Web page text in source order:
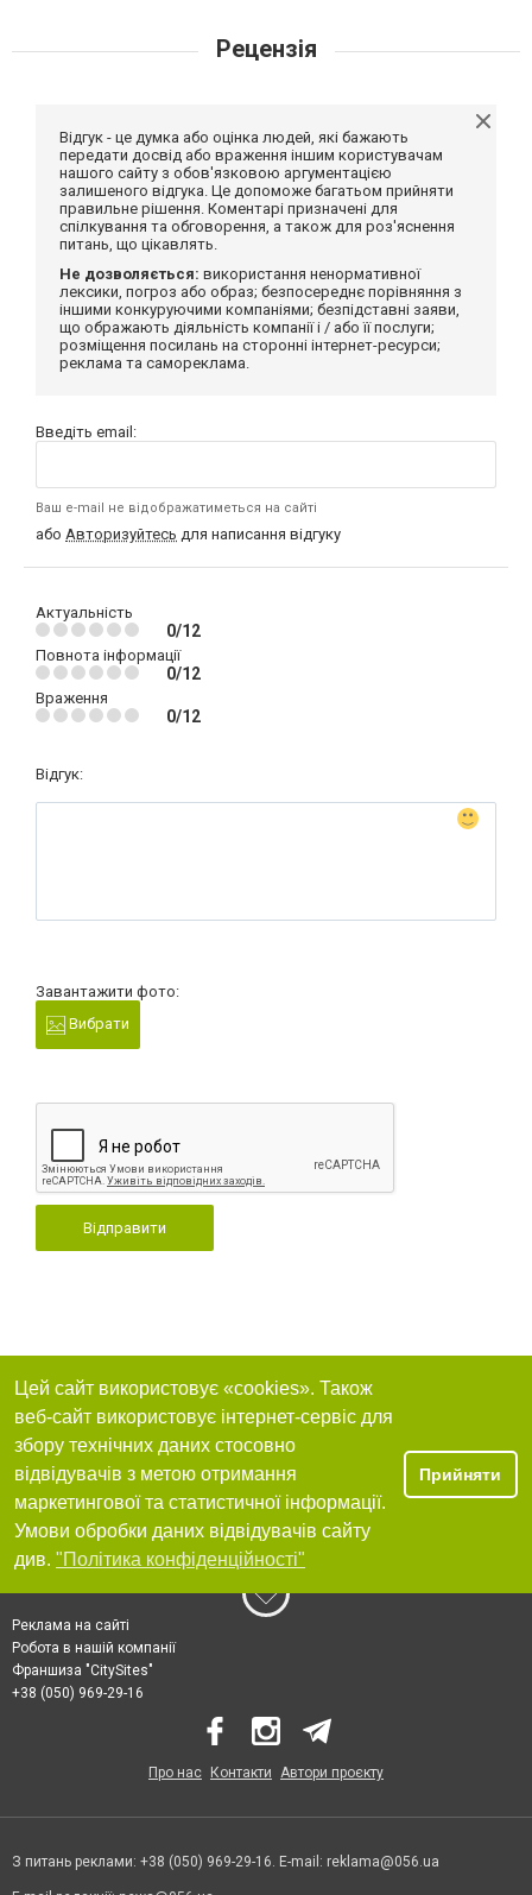
Рецензія
Відгук - це думка або оцінка людей, які бажають
передати досвід або враження іншим користувачам
нашого сайту з обов'язковою аргументацією
залишеного відгука. Це допоможе багатьом прийняти
правильне рішення. Коментарі призначені для
спілкування та обговорення, а також для роз'яснення
питань, що цікавлять.
Не дозволяється: використання ненормативної
лексики, погроз або образ; безпосереднє порівняння з
іншими конкуруючими компаніями; безпідставні заяви,
що ображають діяльність компанії і / або її послуги;
розміщення посилань на сторонні інтернет-ресурси;
реклама та самореклама.
Введіть email:
Ваш e-mail не відображатиметься на сайті
або Авторизуйтесь для написання відгуку
Актуальність
0/12
Повнота інформації
0/12
Враження
0/12
Відгук:
Завантажити фото:
Вибрати
Відправити
Цей сайт використовує «cookies». Також
веб-сайт використовує інтернет-сервіс для
збору технічних даних стосовно
відвідувачів з метою отримання
маркетингової та статистичної інформації.
Умови обробки даних відвідувачів сайту
див. "Політика конфіденційності"
Прийняти
Реклама на сайті
Робота в нашій компанії
Франшиза "CitySites"
+38 (050) 969-29-16
Про нас Контакти Автори проєкту
З питань реклами: +38 (050) 969-29-16. E-mail: reklama@056.ua